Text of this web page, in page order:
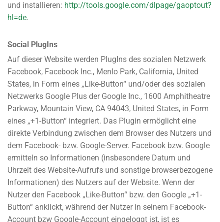
und installieren: http://tools.google.com/dlpage/gaoptout?
hl=de.
Social PlugIns
Auf dieser Website werden PlugIns des sozialen Netzwerk
Facebook, Facebook Inc., Menlo Park, California, United
States, in Form eines „Like-Button“ und/oder des sozialen
Netzwerks Google Plus der Google Inc., 1600 Amphitheatre
Parkway, Mountain View, CA 94043, United States, in Form
eines „+1-Button“ integriert. Das Plugin ermöglicht eine
direkte Verbindung zwischen dem Browser des Nutzers und
dem Facebook- bzw. Google-Server. Facebook bzw. Google
ermitteln so Informationen (insbesondere Datum und
Uhrzeit des Website-Aufrufs und sonstige browserbezogene
Informationen) des Nutzers auf der Website. Wenn der
Nutzer den Facebook „Like-Button“ bzw. den Google „+1-
Button“ anklickt, während der Nutzer in seinem Facebook-
Account bzw Google-Account eingeloggt ist, ist es